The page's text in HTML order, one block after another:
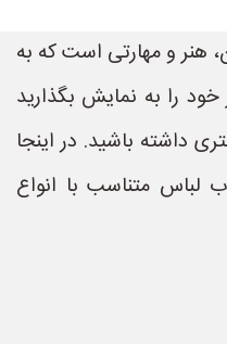
هنر و مهارتی است که به
را به نمایش بگذارید
داشته باشید. در اینجا
لباس متناسب با انواع